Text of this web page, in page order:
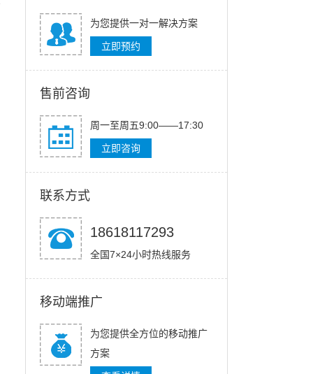
为您提供一对一解决方案
立即预约
售前咨询
周一至周五9:00——17:30
立即咨询
联系方式
18618117293
全国7×24小时热线服务
移动端推广
为您提供全方位的移动推广
方案